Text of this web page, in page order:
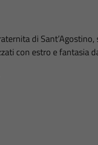
di
con estro e fantasia